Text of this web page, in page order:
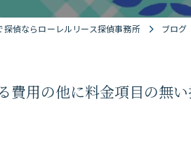
探偵ならローレルリース探偵事務所 ブログ
費用の他に料金項目の無